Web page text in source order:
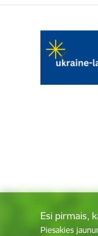
Esi pirmais,
Piesakies